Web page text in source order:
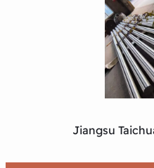
Jiangsu